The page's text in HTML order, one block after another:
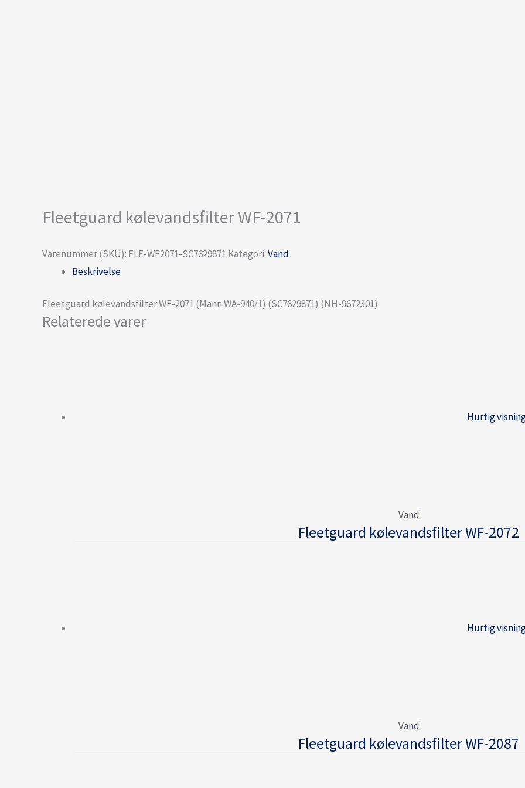
Fleetguard kølevandsfilter WF-2071
Varenummer (SKU): FLE-WF2071-SC7629871 Kategori:Vand
Beskrivelse
Fleetguard kølevandsfilter WF-2071 (Mann WA-940/1) (SC7629871) (NH-9672301)
Relaterede varer
Hurtig
Vand
Fleetguard kølevandsfilter WF-2072
Hurtig
Vand
Fleetguard kølevandsfilter WF-2087